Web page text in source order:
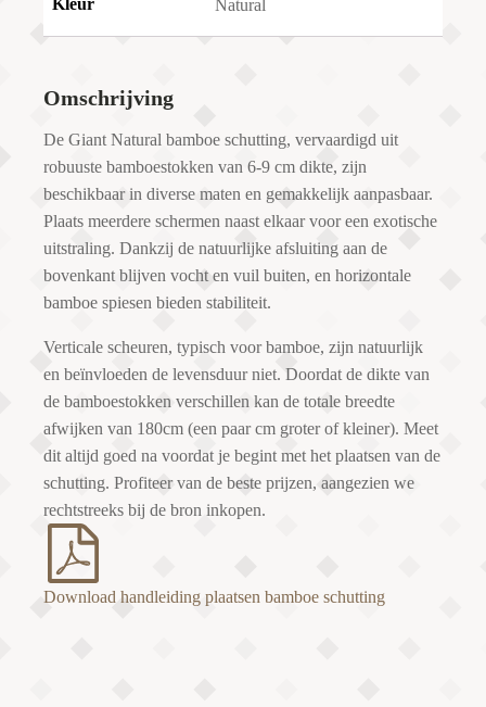
Kleur Natural
Omschrijving
De Giant Natural bamboe schutting, vervaardigd uit
robuuste bamboestokken van 6-9 cm dikte, zijn
beschikbaar in diverse maten en gemakkelijk aanpasbaar.
Plaats meerdere schermen naast elkaar voor een exotische
uitstraling. Dankzij de natuurlijke afsluiting aan de
bovenkant blijven vocht en vuil buiten, en horizontale
bamboe spiesen bieden stabiliteit.
Verticale scheuren, typisch voor bamboe, zijn natuurlijk
en beïnvloeden de levensduur niet. Doordat de dikte van
de bamboestokken verschillen kan de totale breedte
afwijken van 180cm (een paar cm groter of kleiner). Meet
dit altijd goed na voordat je begint met het plaatsen van de
schutting. Profiteer van de beste prijzen, aangezien we
rechtstreeks bij de bron inkopen.
Download handleiding plaatsen bamboe schutting